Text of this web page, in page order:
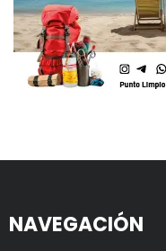
NAVEGACIÓN